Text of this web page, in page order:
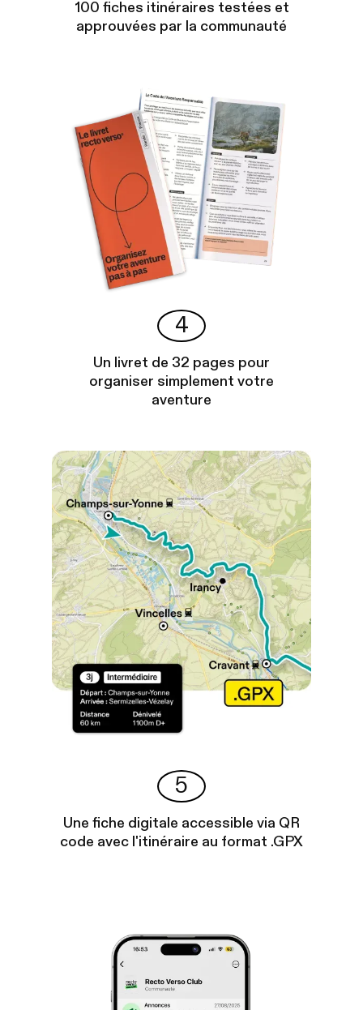
100 fiches itinéraires testées et
approuvées par la communauté
4
Un livret de 32 pages pour
organiser simplement votre
aventure
5
Une fiche digitale accessible via QR
code avec l'itinéraire au format .GPX